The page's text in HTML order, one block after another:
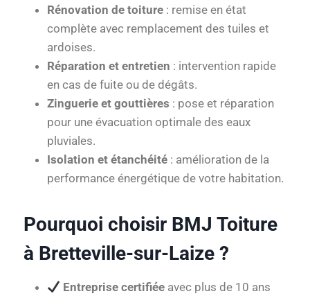
Rénovation de toiture : remise en état
complète avec remplacement des tuiles et
ardoises.
Réparation et entretien : intervention rapide
en cas de fuite ou de dégâts.
Zinguerie et gouttières : pose et réparation
pour une évacuation optimale des eaux
pluviales.
Isolation et étanchéité : amélioration de la
performance énergétique de votre habitation.
Pourquoi choisir BMJ Toiture
à Bretteville-sur-Laize ?
Entreprise certifiée avec plus de 10 ans